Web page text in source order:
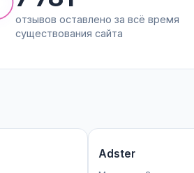
отзывов оставлено за всё время
существования сайта
Adster